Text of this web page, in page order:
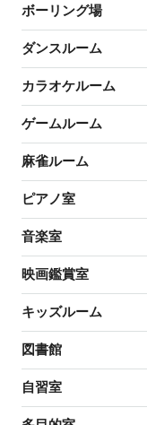
ボーリング場
ダンスルーム
カラオケルーム
ゲームルーム
麻雀ルーム
ピアノ室
音楽室
映画鑑賞室
キッズルーム
図書館
自習室